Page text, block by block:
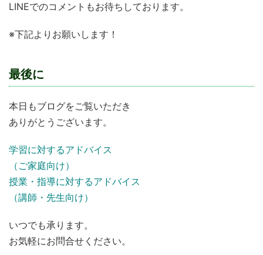
LINEでのコメントもお待ちしております。
※下記よりお願いします！
最後に
本日もブログをご覧いただき
ありがとうございます。
学習に対するアドバイス
（ご家庭向け）
授業・指導に対するアドバイス
（講師・先生向け）
いつでも承ります。
お気軽にお問合せください。